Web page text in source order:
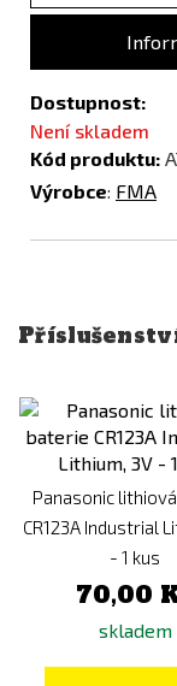
Dostupnost:
Není skladem
Kód produktu:
Výrobce: FMA
Panasonic
CR123A Industrial
- 1 kus
70,00
skladem